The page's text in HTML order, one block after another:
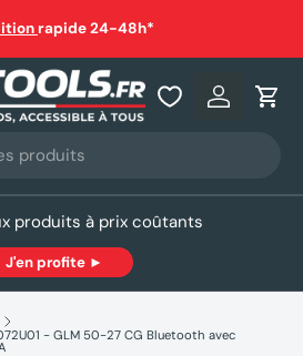
rapide 24-48h*
Se
produits à prix coûtants
J'en profite ►
- GLM 50-27 CG Bluetooth avec